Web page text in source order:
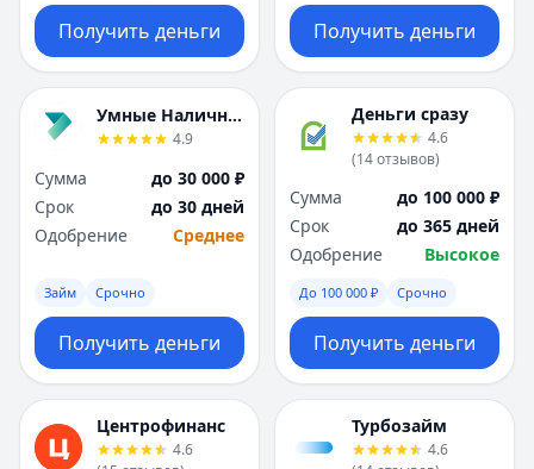
Получить деньги Получить деньги
Умные Наличные
4.9
Сумма
до 30 000 ₽
Срок
до 30 дней
Одобрение
Среднее
Займ Срочно
Получить деньги
Деньги сразу
4.6
(14отзывов)
Сумма
до 100 000 ₽
Срок
до 365 дней
Одобрение
Высокое
До 100 000 ₽ Срочно
Получить деньги
Центрофинанс
4.6
Турбозайм
4.6